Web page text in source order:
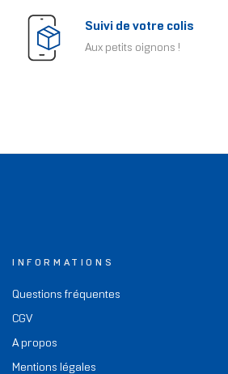
Suivi de votre colis
Aux petits oignons !
INFORMATIONS
Questions fréquentes
CGV
A propos
Mentions légales